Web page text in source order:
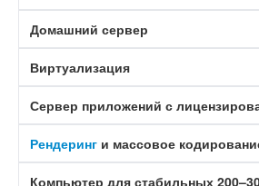
Домашний сервер
Виртуализация
Сервер приложений с
Рендеринг и массовое
Компьютер для стабильных